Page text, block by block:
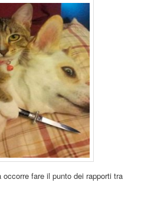
fare il punto dei rapporti tra